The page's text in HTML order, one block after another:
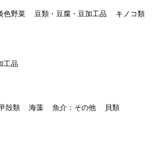
色野菜 豆類・豆腐・豆加工品
キノコ類
工品
殻類 海藻 魚介：その他 貝類